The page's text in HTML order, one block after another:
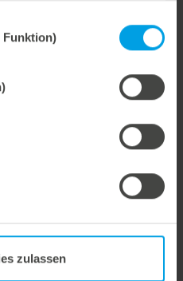
Funktion)
zulassen
abfallfrei.